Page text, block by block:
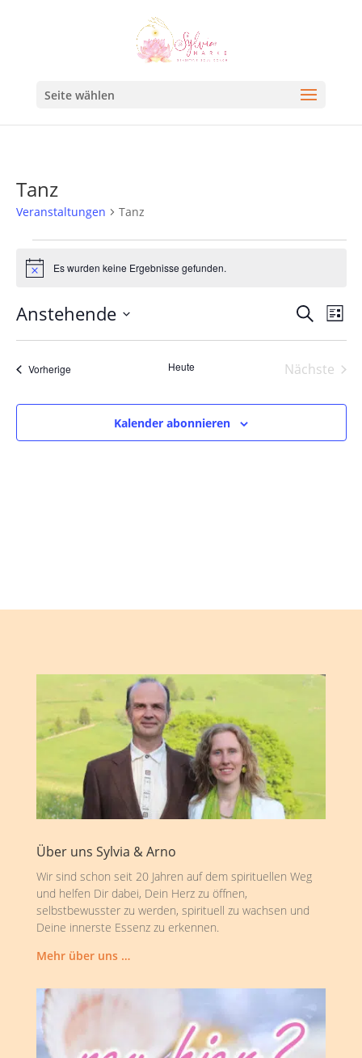
Seite wählen
Tanz
Veranstaltungen Tanz
HinweisEs wurden keine Ergebnisse gefunden.
Suche
und
SucheListe
Anstehende
Datum
wählen.
VorherigeVeranstaltungen Heute
Nächste
Kalender abonnieren
Über uns Sylvia & Arno
Wir sind schon seit 20 Jahren auf dem spirituellen Weg
und helfen Dir dabei, Dein Herz zu öffnen,
selbstbewusster zu werden, spirituell zu wachsen und
Deine innerste Essenz zu erkennen.
Mehr über uns …